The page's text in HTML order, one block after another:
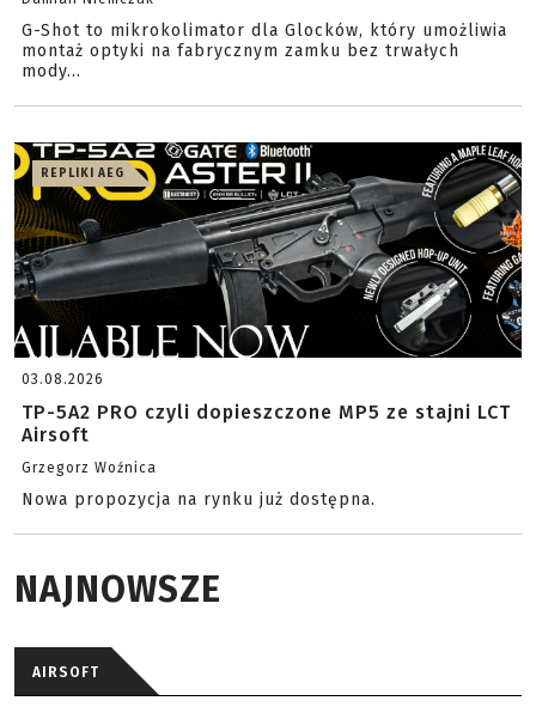
G-Shot to mikrokolimator dla Glocków, który umożliwia
montaż optyki na fabrycznym zamku bez trwałych
mody...
REPLIKI AEG
03.08.2026
TP-5A2 PRO czyli dopieszczone MP5 ze stajni LCT
Airsoft
Grzegorz Woźnica
Nowa propozycja na rynku już dostępna.
NAJNOWSZE
AIRSOFT